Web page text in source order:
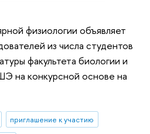
физиологии объявляет
из числа студентов
факультета биологии и
на конкурсной основе на
приглашение к участию